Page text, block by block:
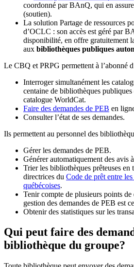
coordonné par BAnQ, qui en
(soutien).
La solution Partage de ressources
d’OCLC : son accès est géré par
disponibilité, en offre gratuitement
aux bibliothèques publiques
Le CBQ et PRPG permettent à l’abonné
Interroger simultanément les
centaine de bibliothèques
catalogue WorldCat.
Faire des demandes de PEB en
Consulter l’état de ses demandes.
Ils permettent au personnel des
Gérer les demandes de PEB.
Générer automatiquement des avis
Trier les bibliothèques prêteuses en
directrices du Code de prêt entre
québécoises.
Tenir compte de plusieurs points
gestion des demandes de PEB est
Obtenir des statistiques sur les
Qui peut faire des
bibliothèque du groupe?